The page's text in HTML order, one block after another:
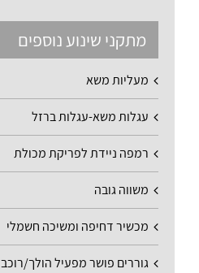
מתקני שינוע נוספים
מעליות משא
עגלות משא-עגלות ברזל
רמפה ניידת לפריקת מכולת
משווה גובה
מכשיר דחיפה ומשיכה חשמלי
גוררים פושר מפעיל הולך/רוכב